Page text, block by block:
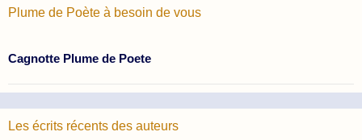
Plume de Poète à besoin de vous
Cagnotte Plume de Poete
Les écrits récents des auteurs